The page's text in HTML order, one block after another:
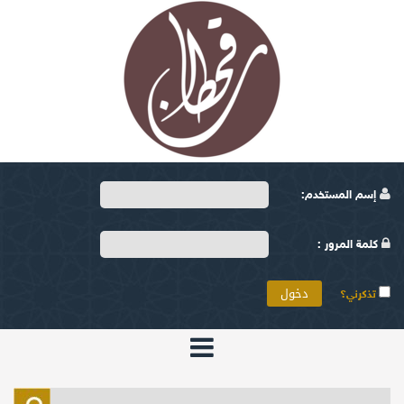
إسم المستخدم:
كلمة المرور :
تذكرني؟